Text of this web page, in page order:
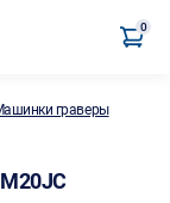
0
граверы